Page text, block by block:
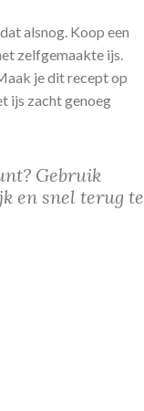
alsnog. Koop een
zelfgemaakte ijs.
je dit recept op
ijs zacht genoeg
Gebruik
en snel terug te